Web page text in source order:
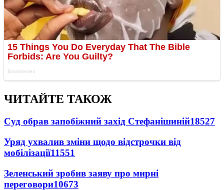
ЧИТАЙТЕ ТАКОЖ
Суд обрав запобіжний захід Стефанішиній18527
Уряд ухвалив зміни щодо відстрочки від
мобілізації11551
Зеленський зробив заяву про мирні
переговори10673